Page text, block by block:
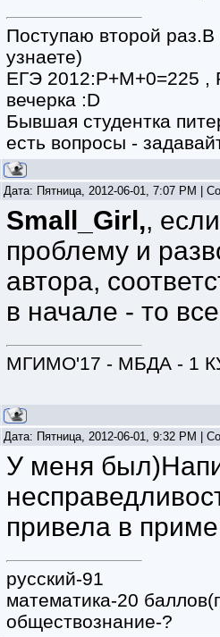
Поступаю второй
узнаете)
ЕГЭ 2012:Р+М+0=225
вечерка :D
Бывшая студентка
есть вопросы -
Дата: Пятница, 2012-06-01, 7:07 PM |
Small_Girl,,
проблему и
автора,
в начале - то
МГИМО'17 - МБДА - 1
Дата: Пятница, 2012-06-01, 9:32 PM |
У меня
привела в
русский-91
математика-20
обществознание-?